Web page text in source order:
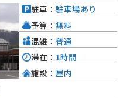
駐車： 駐車場あり
予算： 無料
混雑： 普通
滞在： 1時間
施設： 屋内